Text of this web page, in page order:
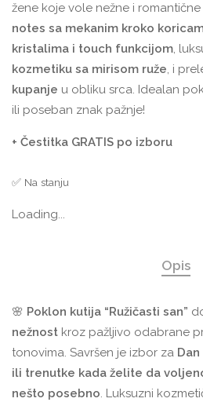
žene koje vole nežne i
notes sa mekanim kroko
kristalima i touch funkcijom,
kozmetiku sa mirisom ruže, i
kupanje u obliku srca. Idealan
ili poseban znak pažnje!
+ Čestitka GRATIS po izboru
✅ Na stanju
Loading...
Opis
🌸 Poklon kutija “Ružičasti san”
nežnost kroz pažljivo odabrane
tonovima. Savršen je izbor za
ili trenutke kada želite da
nešto posebno. Luksuzni